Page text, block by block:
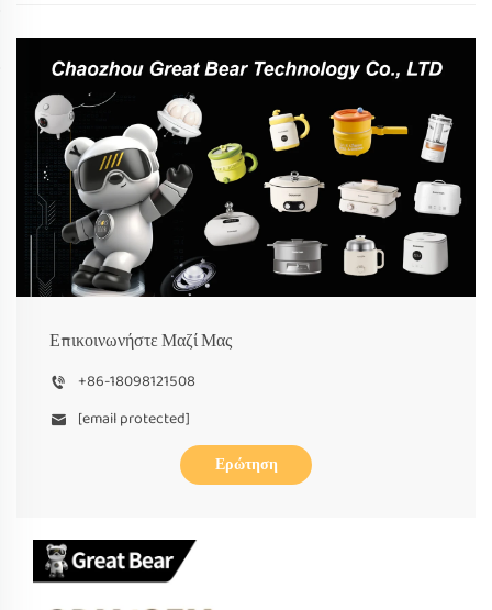
Επικοινωνήστε Μαζί Μας
+86-18098121508
[email protected]
Ερώτηση